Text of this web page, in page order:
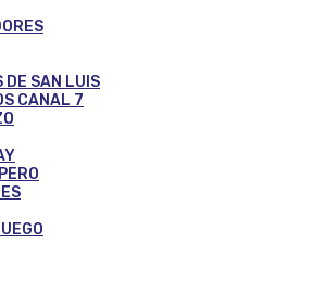
DE SAN LUIS
CANAL 7